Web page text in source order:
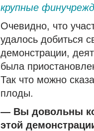
крупные
Очевидно, что
удалось добиться
демонстрации,
была
Так что можно
плоды.
— Вы довольны
этой